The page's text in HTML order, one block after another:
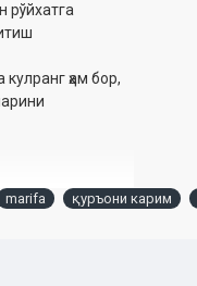
рўйхатга
ҳам бор,
marifa қуръони карим